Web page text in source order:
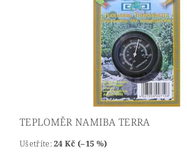
TEPLOMĚR NAMIBA TERRA
Ušetříte:24 Kč (–15 %)